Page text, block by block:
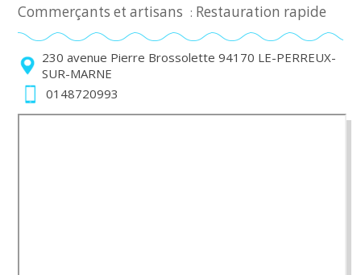
Commerçants et artisans : Restauration rapide
230 avenue Pierre Brossolette 94170 LE-PERREUX-
SUR-MARNE
0148720993